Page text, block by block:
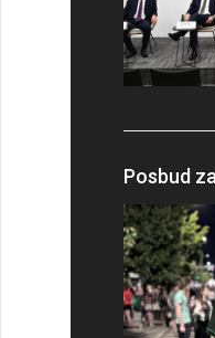
Posbud